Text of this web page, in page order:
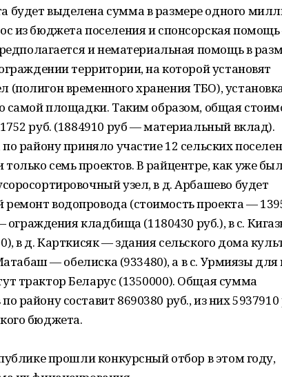
будет выделена сумма в размере одного
из бюджета поселения и спонсорская
и нематериальная помощь в
территории, на которой установят
(полигон временного хранения ТБО),
самой площадки. Таким образом, общая
руб. (1884910 руб — материальный вклад).
району приняло участие 12 сельских
семь проектов. В райцентре, как уже
узел, в д. Арбашево будет
водопровода (стоимость проекта —
ограждения кладбища (1180430 руб.), в с.
в д. Карткисяк — здания сельского дома
— обелиска (933480), а в с. Урмиязы
трактор Беларус (1350000). Общая сумма
району составит 8690380 руб., из них
бюджета.
прошли конкурсный отбор в этом году,